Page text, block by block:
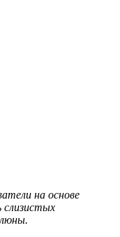
на основе
слизистых